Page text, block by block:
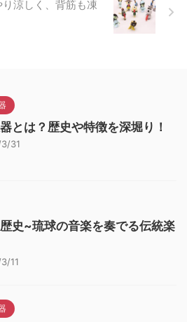
涼しく、背筋も凍
とは？歴史や特徴を深堀り！
31
史~琉球の音楽を奏でる伝統楽
11